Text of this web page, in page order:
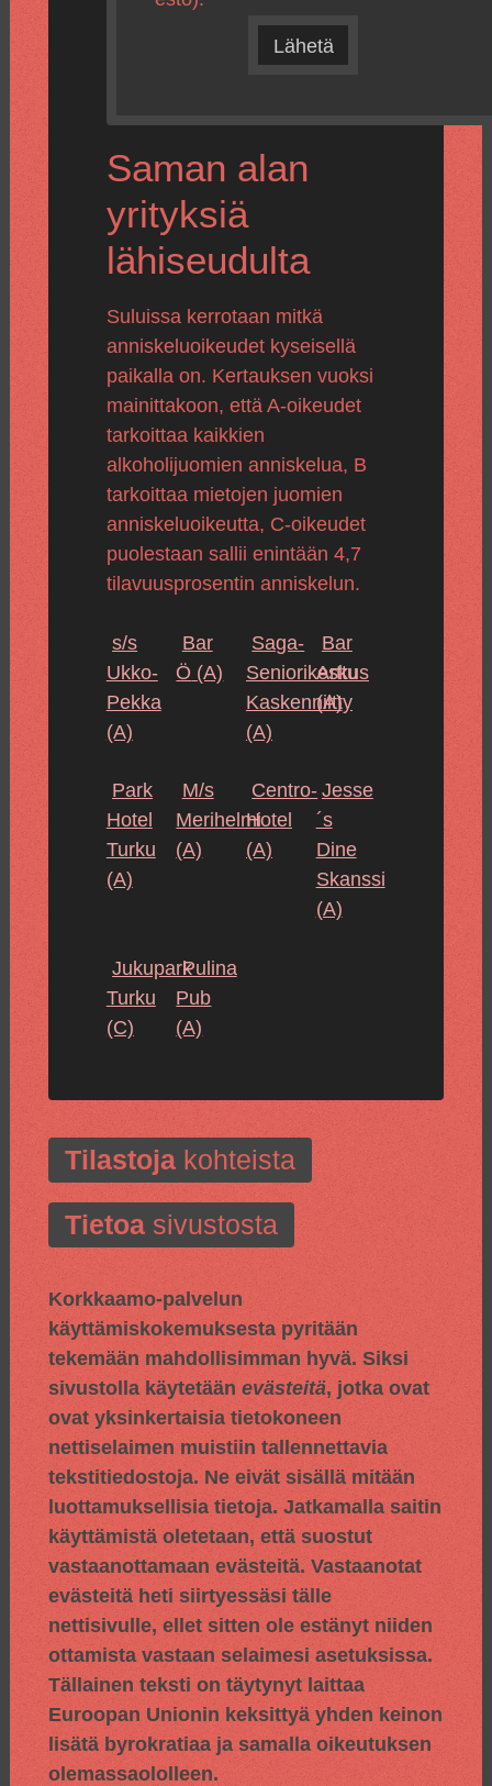
Lähetä
Saman alan
yrityksiä
lähiseudulta
Suluissa kerrotaan mitkä
anniskeluoikeudet kyseisellä
paikalla on. Kertauksen vuoksi
mainittakoon, että A-oikeudet
tarkoittaa kaikkien
alkoholijuomien anniskelua, B
tarkoittaa mietojen juomien
anniskeluoikeutta, C-oikeudet
puolestaan sallii enintään 4,7
tilavuusprosentin anniskelun.
s/s
Ukko-
Pekka
(A)
Bar
Ö (A)
Saga-
Seniorikeskus
Kaskenniitty
(A)
Bar
Arttu
(A)
Park
Hotel
Turku
(A)
M/s
Merihelmi
(A)
Centro-
Hotel
(A)
Jesse
´s
Dine
Skanssi
(A)
Jukupark
Turku
(C)
Pulina
Pub
(A)
Tilastojakohteista
Tietoasivustosta
Korkkaamo-palvelun
käyttämiskokemuksesta pyritään
tekemään mahdollisimman hyvä. Siksi
sivustolla käytetään evästeitä, jotka ovat
ovat yksinkertaisia tietokoneen
nettiselaimen muistiin tallennettavia
tekstitiedostoja. Ne eivät sisällä mitään
luottamuksellisia tietoja. Jatkamalla saitin
käyttämistä oletetaan, että suostut
vastaanottamaan evästeitä. Vastaanotat
evästeitä heti siirtyessäsi tälle
nettisivulle, ellet sitten ole estänyt niiden
ottamista vastaan selaimesi asetuksissa.
Tällainen teksti on täytynyt laittaa
Euroopan Unionin keksittyä yhden keinon
lisätä byrokratiaa ja samalla oikeutuksen
olemassaololleen.